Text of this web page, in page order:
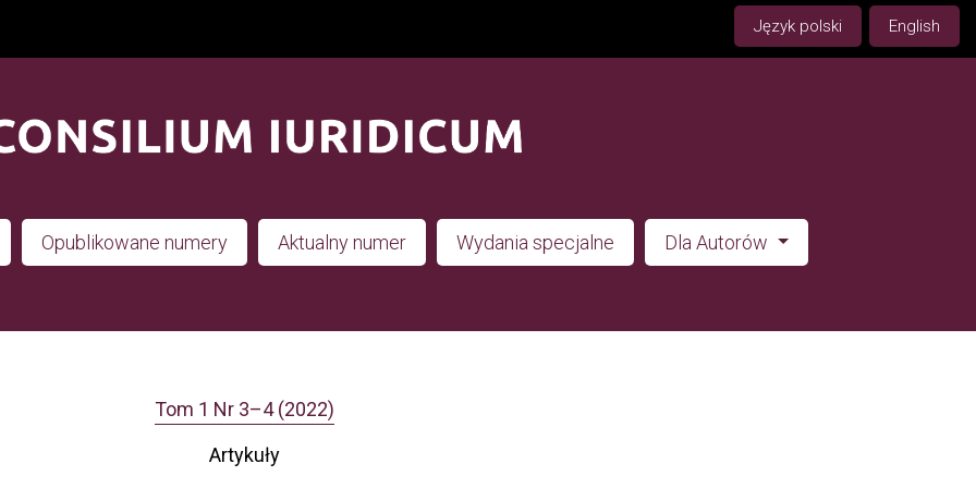
Język polski English
Opublikowane numery Aktualny numer Wydania specjalne Dla Autorów
Tom 1 Nr 3–4 (2022)
Artykuły